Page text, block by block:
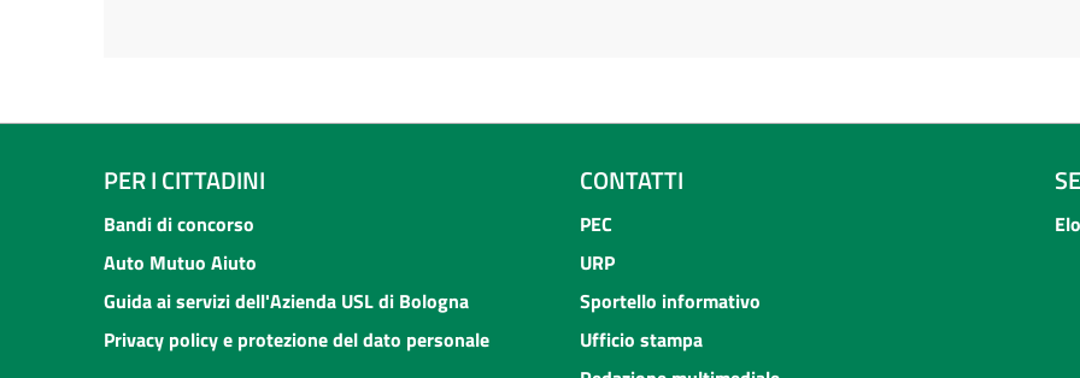
PER I CITTADINI
Bandi di concorso
Auto Mutuo Aiuto
Guida ai servizi dell'Azienda USL di Bologna
Privacy policy e protezione del dato personale
CONTATTI
PEC
URP
Sportello informativo
Ufficio stampa